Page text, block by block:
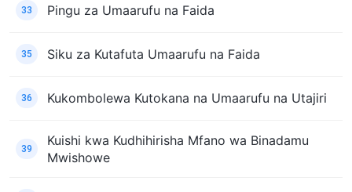
33 Pingu za Umaarufu na Faida
35 Siku za Kutafuta Umaarufu na Faida
36 Kukombolewa Kutokana na Umaarufu na Utajiri
39
Kuishi kwa Kudhihirisha Mfano wa Binadamu
Mwishowe